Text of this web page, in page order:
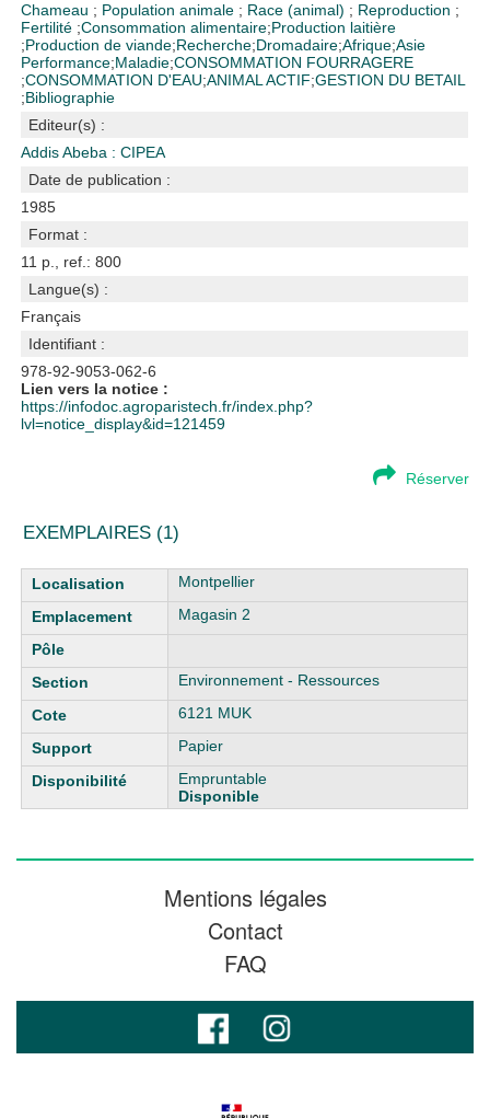
Chameau ; Population animale ; Race (animal) ; Reproduction ;
Fertilité ;Consommation alimentaire;Production laitière
;Production de viande;Recherche;Dromadaire;Afrique;Asie
Performance;Maladie;CONSOMMATION FOURRAGERE
;CONSOMMATION D'EAU;ANIMAL ACTIF;GESTION DU BETAIL
;Bibliographie
Editeur(s) :
Addis Abeba : CIPEA
Date de publication :
1985
Format :
11 p., ref.: 800
Langue(s) :
Français
Identifiant :
978-92-9053-062-6
Lien vers la notice :
https://infodoc.agroparistech.fr/index.php?
lvl=notice_display&id=121459
Réserver
EXEMPLAIRES (1)
Liste des exemplaires
Montpellier
Magasin 2
Environnement - Ressources
6121 MUK
Papier
Empruntable
Disponible
Mentions légales
Contact
FAQ